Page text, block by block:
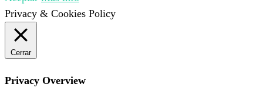
Privacy & Cookies Policy
Cerrar
Privacy Overview